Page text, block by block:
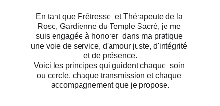
En tant que Prêtresse  et Thérapeute de la
Rose, Gardienne du Temple Sacré, je me
suis engagée à honorer  dans ma pratique
une voie de service, d'amour juste, d'intégrité
et de présence.
Voici les principes qui guident chaque  soin
ou cercle, chaque transmission et chaque
accompagnement que je propose.